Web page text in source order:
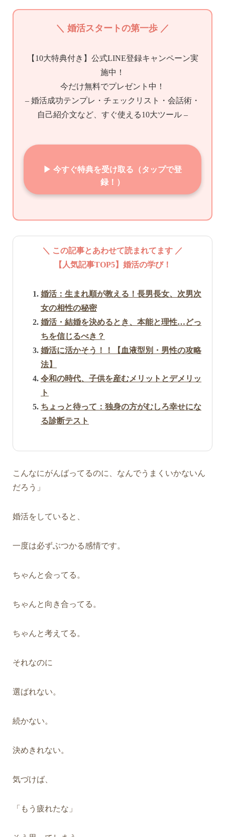
＼ 婚活スタートの第一歩 ／
【10大特典付き】公式LINE登録キャンペーン実
施中！
今だけ無料でプレゼント中！
– 婚活成功テンプレ・チェックリスト・会話術・
自己紹介文など、すぐ使える10大ツール –
▶ 今すぐ特典を受け取る（タップで登
録！）
＼ この記事とあわせて読まれてます ／
【人気記事TOP5】婚活の学び！
婚活：生まれ順が教える！長男長女、次男次
女の相性の秘密
婚活・結婚を決めるとき、本能と理性…どっ
ちを信じるべき？
婚活に活かそう！！【血液型別・男性の攻略
法】
令和の時代、子供を産むメリットとデメリッ
ト
ちょっと待って：独身の方がむしろ幸せにな
る診断テスト
こんなにがんばってるのに、なんでうまくいかないん
だろう」
婚活をしていると、
一度は必ずぶつかる感情です。
ちゃんと会ってる。
ちゃんと向き合ってる。
ちゃんと考えてる。
それなのに
選ばれない。
続かない。
決めきれない。
気づけば、
「もう疲れたな」